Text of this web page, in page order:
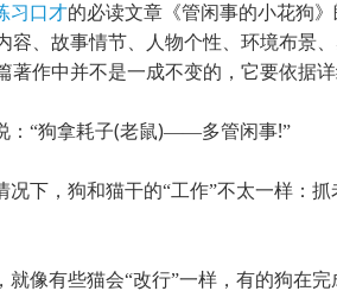
习口才的必读文章《管闲事的小花狗
容、故事情节、人物个性、环境布景
著作中并不是一成不变的，它要依据
：“狗拿耗子(老鼠)——多管闲事!”
况下，狗和猫干的“工作”不太一样：抓
就像有些猫会“改行”一样，有的狗在